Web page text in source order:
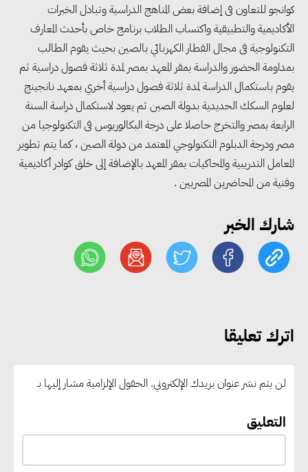
كوانجو للتعاون فى إضافة بعض المناهج الدراسية وتبادل الخبرات
الأكاديمية والتطبيقية واكتساب الطلاب برنامج خاص بأحدث المعارف
التكنولوجية فى مجال القطار الكهربائي بالصين بحيث يقوم الطالب
بمداومة الحضور والدراسة بمقر المعهد بمصر لمدة ثلاثة فصول دراسية ثم
يقوم باستكمال الدراسة لمدة ثلاثة فصول دراسية أخري بمعهد نانجينج
لعلوم السكك الحديدية بدولة الصين ثم يعود لاستكمال دراسة السنة
الرابعة بمصر والتخرج حاصلا على درجة البكالوريوس فى التكنولوجيا من
مصر ودرجة الدبلوم التكنولوجي المعتمد من دولة الصين ، كما يتم تطوير
المعامل التدريبية والمحاكيات بمقر المعهد بالإضافة إلى خلق كوادر أكاديمية
وفنية من المحاضرين المصريين .
شارك الخبر
اترك تعليقا
لن يتم نشر عنوان بريدك الإلكتروني. الحقول الإلزامية مشار إليها بـ
التعليق
مجلس الوزراء: تراجع معدل
البطالة في مصر إلى 5.8% خلال
الربع الثاني من 2026
وزير الصناعة يبحث مع البرازيل و
الصين تعزيز الشراكات الصناعية
وجذب استثمارات جديدة إلى مصر
رغبات المرحلة الأولى.. والوزارة تدعو
الطلاب إلى سرعة التسجيل وعدم
يعمل على تطوير موقعه الإلكتروني